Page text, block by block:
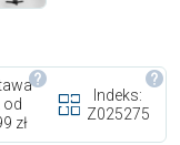
od
zł
Indeks:
Z025275